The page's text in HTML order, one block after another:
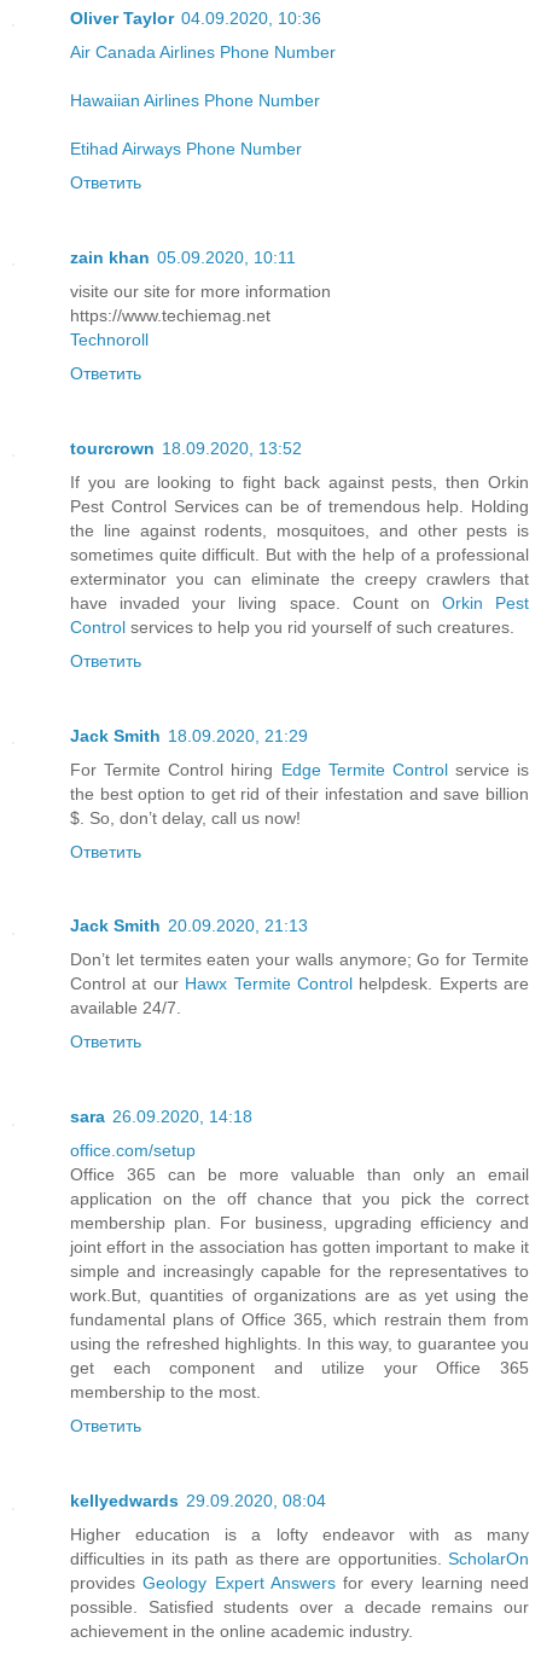
Oliver Taylor 04.09.2020, 10:36
Air Canada Airlines Phone Number
Hawaiian Airlines Phone Number
Etihad Airways Phone Number
Ответить
zain khan 05.09.2020, 10:11
visite our site for more information
https://www.techiemag.net
Technoroll
Ответить
tourcrown 18.09.2020, 13:52
If you are looking to fight back against pests, then Orkin
Pest Control Services can be of tremendous help. Holding
the line against rodents, mosquitoes, and other pests is
sometimes quite difficult. But with the help of a professional
exterminator you can eliminate the creepy crawlers that
have invaded your living space. Count on Orkin Pest
Control services to help you rid yourself of such creatures.
Ответить
Jack Smith 18.09.2020, 21:29
For Termite Control hiring Edge Termite Controlservice is
the best option to get rid of their infestation and save billion
$. So, don’t delay, call us now!
Ответить
Jack Smith 20.09.2020, 21:13
Don’t let termites eaten your walls anymore; Go for Termite
Control at our Hawx Termite Controlhelpdesk. Experts are
available 24/7.
Ответить
sara 26.09.2020, 14:18
office.com/setup
Office 365 can be more valuable than only an email
application on the off chance that you pick the correct
membership plan. For business, upgrading efficiency and
joint effort in the association has gotten important to make it
simple and increasingly capable for the representatives to
work.But, quantities of organizations are as yet using the
fundamental plans of Office 365, which restrain them from
using the refreshed highlights. In this way, to guarantee you
get each component and utilize your Office 365
membership to the most.
Ответить
kellyedwards 29.09.2020, 08:04
Higher education is a lofty endeavor with as many
difficulties in its path as there are opportunities. ScholarOn
providesGeology Expert Answersfor every learning need
possible. Satisfied students over a decade remains our
achievement in the online academic industry.